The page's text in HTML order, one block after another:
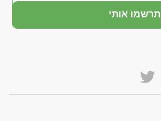
תרשמו אותי